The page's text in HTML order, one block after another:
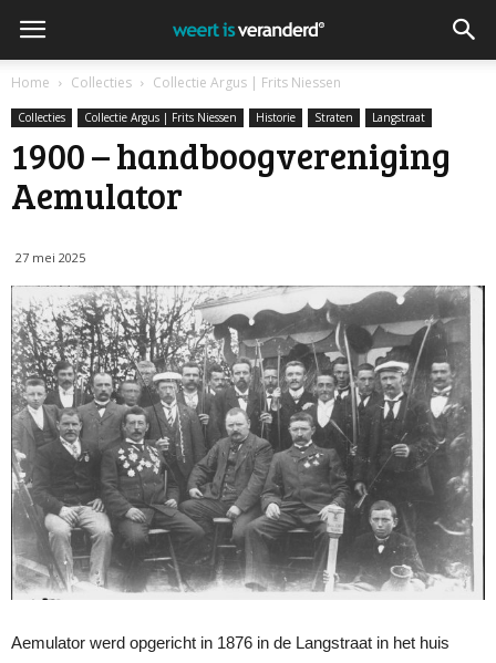
Home Collecties Collectie Argus | Frits Niessen
Collecties Collectie Argus | Frits Niessen Historie Straten Langstraat
1900 – handboogvereniging
Aemulator
27 mei 2025
Aemulator werd opgericht in 1876 in de Langstraat in het huis